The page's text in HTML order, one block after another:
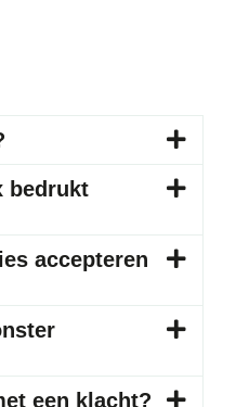
bedrukt
accepteren
een klacht?